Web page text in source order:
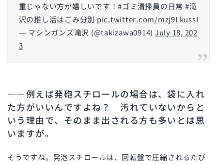
重じゃない方が嬉しいです！#ゴミ清掃員の日常 #滝
沢の推し活はごみ分別 pic.twitter.com/mzj9LkussI
— マシンガンズ滝沢 (@takizawa0914) July 18, 202
3
――例えば発砲スチロールの場合は、袋に入れ
た方がいいんですよね？ 汚れていないからと
いう理由で、そのまま出される方も多いとは思
いますが。
そうですね。発泡スチロールは、回転盤で圧縮されるたび